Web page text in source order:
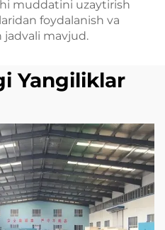
muddatini uzaytirish
foydalanish va
jadvali mavjud.
Yangiliklar